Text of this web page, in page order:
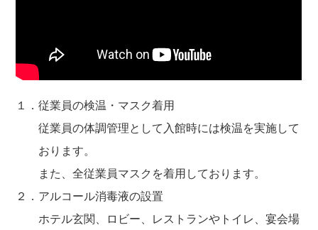
１．従業員の検温・マスク着用
従業員の体調管理として入館時には検温を実施して
おります。
また、全従業員マスクを着用しております。
２．アルコール消毒液の設置
ホテル玄関、ロビー、レストランやトイレ、宴会場